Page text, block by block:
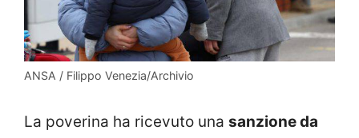
ANSA / Filippo Venezia/Archivio
La poverina ha ricevuto una sanzione da